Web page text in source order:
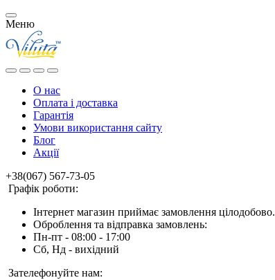
Меню
О нас
Оплата і доставка
Гарантія
Умови використання сайту
Блог
Акції
+38(067) 567-73-05
Графік роботи:
Інтернет магазин приймає замовлення цілодобово.
Оброблення та відправка замовлень:
Пн-пт - 08:00 - 17:00
Сб, Нд - вихідний
Зателефонуйте нам: